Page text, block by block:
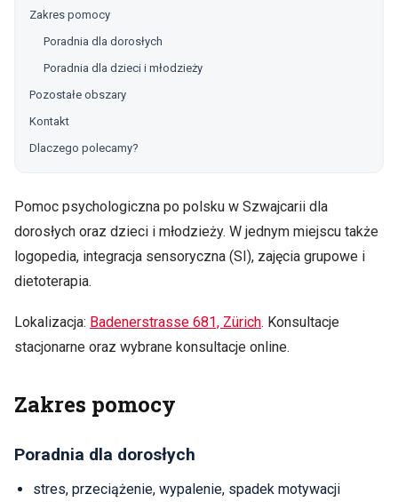
Zakres pomocy
Poradnia dla dorosłych
Poradnia dla dzieci i młodzieży
Pozostałe obszary
Kontakt
Dlaczego polecamy?
Pomoc psychologiczna po polsku w Szwajcarii dla
dorosłych oraz dzieci i młodzieży. W jednym miejscu także
logopedia, integracja sensoryczna (SI), zajęcia grupowe i
dietoterapia.
Lokalizacja: Badenerstrasse 681, Zürich. Konsultacje
stacjonarne oraz wybrane konsultacje online.
Zakres pomocy
Poradnia dla dorosłych
stres, przeciążenie, wypalenie, spadek motywacji